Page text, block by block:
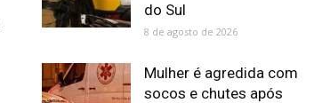
do Sul
8 de agosto de 2026
Mulher é agredida com
socos e chutes após